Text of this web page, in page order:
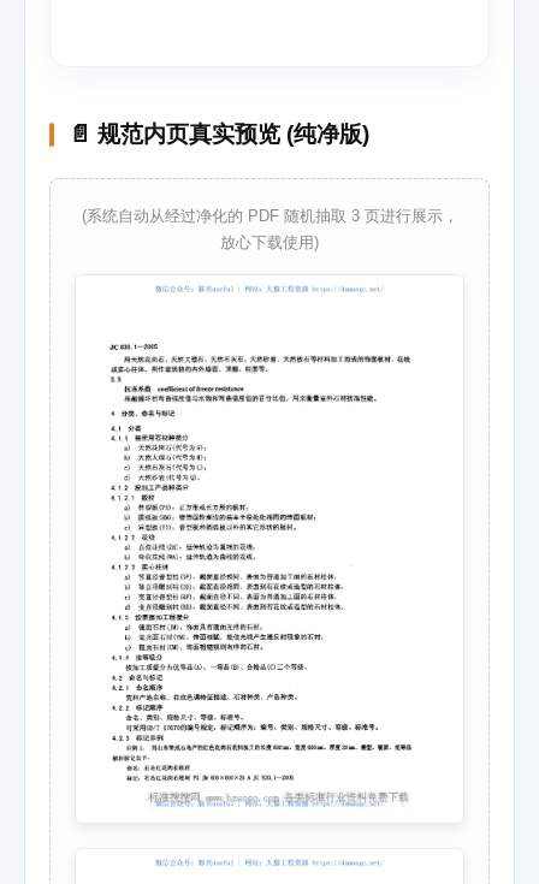
📄 规范内页真实预览 (纯净版)
(系统自动从经过净化的 PDF 随机抽取 3 页进行展示，
放心下载使用)